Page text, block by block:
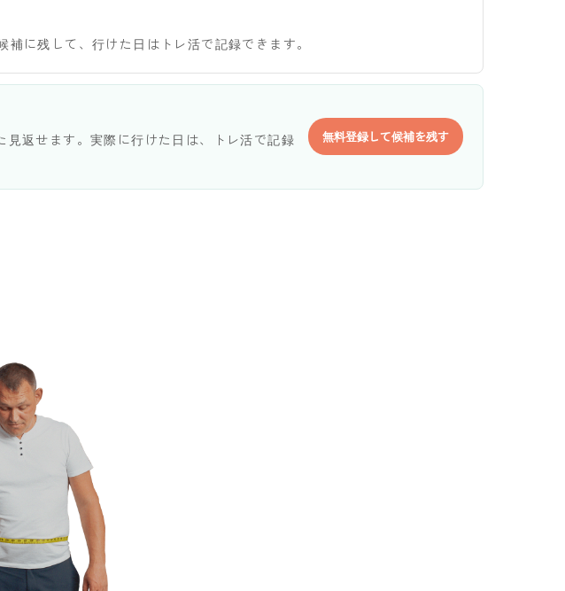
に残して、行けた日はトレ活で記録できます。
返せます。実際に行けた日は、トレ活で記録
無料登録して候補を残す